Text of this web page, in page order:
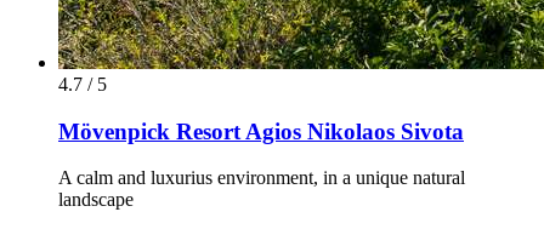
4.7 / 5
Mövenpick Resort Agios Nikolaos Sivota
A calm and luxurius environment, in a unique natural
landscape